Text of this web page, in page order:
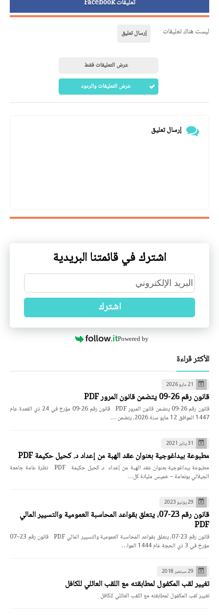
تعليقات Facebook
ليست هناك تعليقات إرسال تعليق
عرض التعليقات فقط
عرض التعليقات والردود
إرسال تعليق
اشترك في قائمتنا البريدية
اشترك
Powered by
الأكثر قراءة
21 مايو 2026
قانون رقم 26-09 يتضمن قانون المرور PDF
قانون رقم 26-09 يتضمن قانون المرور PDF قانون رقم 26-09 مؤرخ في 24 ذي القعدة عام
1447 الموافق 12 مايو سنة 2026، يتضمن …
31 يناير 2021
مطبوعة بيداغوجية بعنوان عقد الهبة من إعداد د. كحيل حكيمة PDF
مطبوعة بيداغوجية بعنوان عقد الهبة من إعداد د. كحيل حكيمة PDF نظرة عامة جامعة
الجيلالي بونعامة – خميس مليانة كل…
29 يونيو 2023
قانون رقم 23-07، يتعلق بقواعد المحاسبة العمومية والتسيير المالي
PDF
قانون رقم 23-07، يتعلق بقواعد المحاسبة العمومية والتسيير المالي PDF قانون رقم 23–07
مؤرخ في 3 ذي الحجة عام 1444 الموا…
29 سبتمبر 2018
تغيير لقب المكفول لمطابقته مع اللقب العائلي للكافل
تغيير لقب المكفول لمطابقته مع اللقب العائلي للكافل